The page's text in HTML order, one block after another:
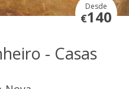
Desde
€140
- Casas